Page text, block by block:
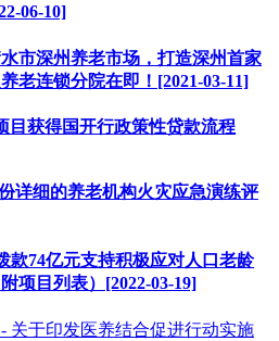
06-10]
市深州养老市场，打造深州首家
老连锁分院在即！[2021-03-11]
目获得国开行政策性贷款流程
详细的养老机构火灾应急演练评
款74亿元支持积极应对人口老龄
项目列表）[2022-03-19]
关于印发医养结合促进行动实施